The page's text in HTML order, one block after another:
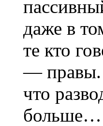
даже в
те кто
— правы.
что
больше…